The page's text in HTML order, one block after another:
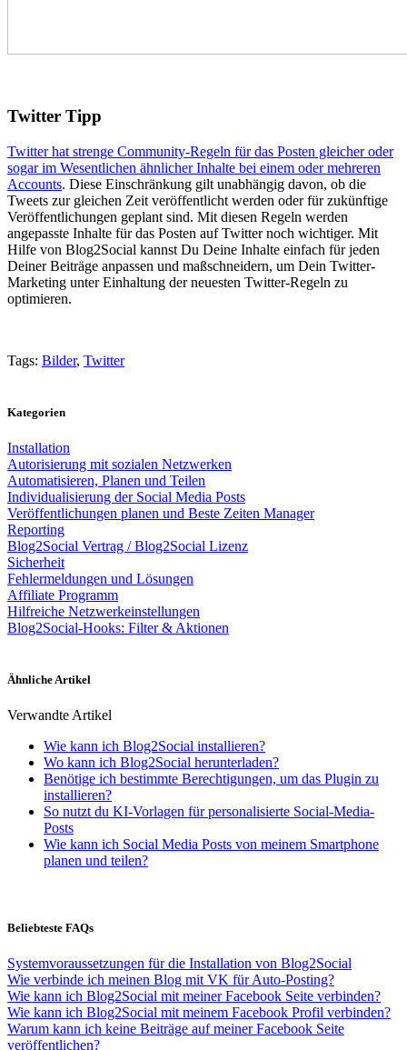
Twitter Tipp
Twitter hat strenge Community-Regeln für das Posten gleicher oder
sogar im Wesentlichen ähnlicher Inhalte bei einem oder mehreren
Accounts. Diese Einschränkung gilt unabhängig davon, ob die
Tweets zur gleichen Zeit veröffentlicht werden oder für zukünftige
Veröffentlichungen geplant sind. Mit diesen Regeln werden
angepasste Inhalte für das Posten auf Twitter noch wichtiger. Mit
Hilfe von Blog2Social kannst Du Deine Inhalte einfach für jeden
Deiner Beiträge anpassen und maßschneidern, um Dein Twitter-
Marketing unter Einhaltung der neuesten Twitter-Regeln zu
optimieren.
Tags: Bilder, Twitter
Kategorien
Installation
Autorisierung mit sozialen Netzwerken
Automatisieren, Planen und Teilen
Individualisierung der Social Media Posts
Veröffentlichungen planen und Beste Zeiten Manager
Reporting
Blog2Social Vertrag / Blog2Social Lizenz
Sicherheit
Fehlermeldungen und Lösungen
Affiliate Programm
Hilfreiche Netzwerkeinstellungen
Blog2Social-Hooks: Filter & Aktionen
Ähnliche Artikel
Verwandte Artikel
Wie kann ich Blog2Social installieren?
Wo kann ich Blog2Social herunterladen?
Benötige ich bestimmte Berechtigungen, um das Plugin zu
installieren?
So nutzt du KI-Vorlagen für personalisierte Social-Media-
Posts
Wie kann ich Social Media Posts von meinem Smartphone
planen und teilen?
Beliebteste FAQs
Systemvoraussetzungen für die Installation von Blog2Social
Wie verbinde ich meinen Blog mit VK für Auto-Posting?
Wie kann ich Blog2Social mit meiner Facebook Seite verbinden?
Wie kann ich Blog2Social mit meinem Facebook Profil verbinden?
Warum kann ich keine Beiträge auf meiner Facebook Seite
veröffentlichen?